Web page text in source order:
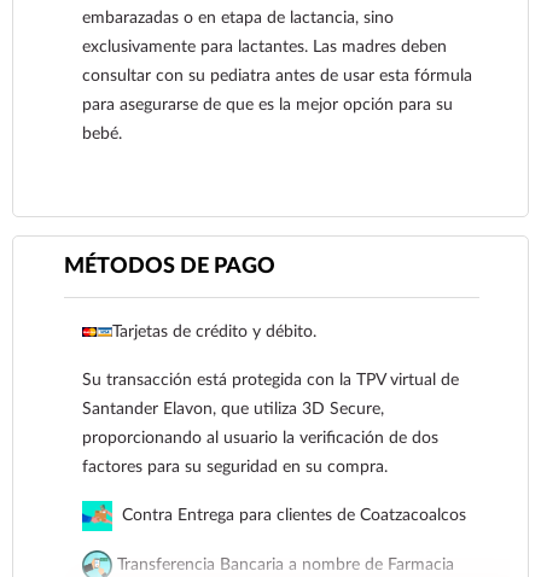
embarazadas o en etapa de lactancia, sino
exclusivamente para lactantes. Las madres deben
consultar con su pediatra antes de usar esta fórmula
para asegurarse de que es la mejor opción para su
bebé.
MÉTODOS DE PAGO
Tarjetas de crédito y débito.
Su transacción está protegida con la TPV virtual de
Santander Elavon, que utiliza 3D Secure,
proporcionando al usuario la verificación de dos
factores para su seguridad en su compra.
Contra Entrega para clientes de Coatzacoalcos
Transferencia Bancaria a nombre de Farmacia